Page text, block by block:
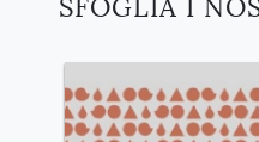
SFOGLIA I